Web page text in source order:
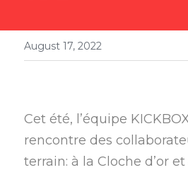
August 17, 2022
Cet été, l’équipe
rencontre des
terrain: à la Cloche d’or